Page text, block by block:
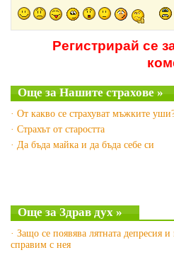
Регистрирай се
Още за Нашите страхове »
· От какво се страхуват мъжките
· Страхът от старостта
· Да бъда майка и да бъда себе си
Още за Здрав дух »
· Защо се появява лятната депресия и
справим с нея